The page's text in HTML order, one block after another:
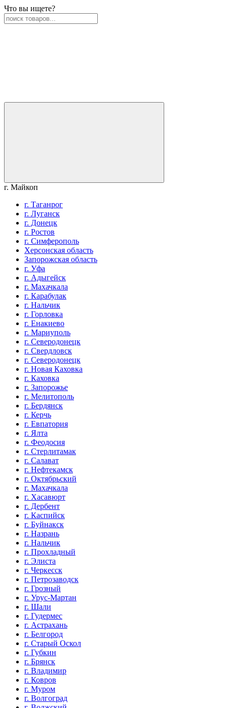
Что вы ищете?
г. Майкоп
г. Таганрог
г. Луганск
г. Донецк
г. Ростов
г. Симферополь
Херсонская область
Запорожская область
г. Уфа
г. Адыгейск
г. Махачкала
г. Карабулак
г. Нальчик
г. Горловка
г. Енакиево
г. Мариуполь
г. Северодонецк
г. Свердловск
г. Северодонецк
г. Новая Каховка
г. Каховка
г. Запорожье
г. Мелитополь
г. Бердянск
г. Керчь
г. Евпатория
г. Ялта
г. Феодосия
г. Стерлитамак
г. Салават
г. Нефтекамск
г. Октябрьский
г. Махачкала
г. Хасавюрт
г. Дербент
г. Каспийск
г. Буйнакск
г. Назрань
г. Нальчик
г. Прохладный
г. Элиста
г. Черкесск
г. Петрозаводск
г. Грозный
г. Урус-Мартан
г. Шали
г. Гудермес
г. Астрахань
г. Белгород
г. Старый Оскол
г. Губкин
г. Брянск
г. Владимир
г. Ковров
г. Муром
г. Волгоград